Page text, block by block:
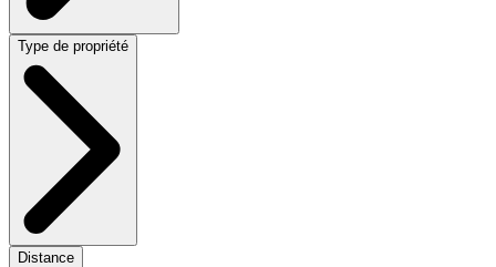
Type de propriété
Distance